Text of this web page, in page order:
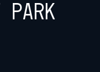
Park